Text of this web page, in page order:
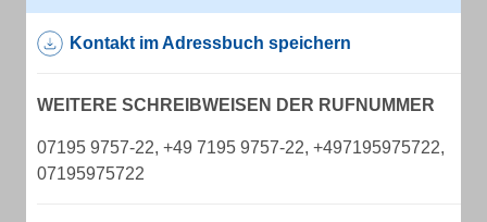
Kontakt im Adressbuch speichern
WEITERE SCHREIBWEISEN DER RUFNUMMER
07195 9757-22, +49 7195 9757-22, +497195975722,
07195975722